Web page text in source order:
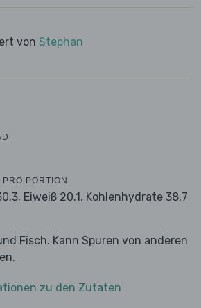
von Stephan
PORTION
Eiweiß 20.1, Kohlenhydrate 38.7
Fisch. Kann Spuren von anderen
zu den Zutaten